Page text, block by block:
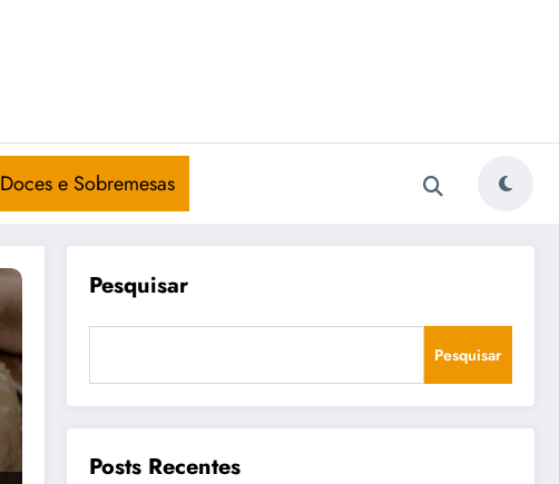
Doces e Sobremesas
Pesquisar
Pesquisar
Posts Recentes